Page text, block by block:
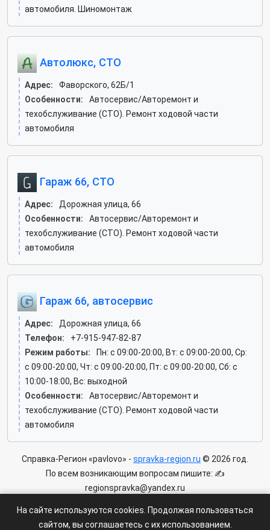
автомобиля. Шиномонтаж
Автолюкс, СТО
Адрес:
Фаворского, 62Б/1
Особенности:
Автосервис/Авторемонт и
техобслуживание (СТО). Ремонт ходовой части
автомобиля
Гараж 66, СТО
Адрес:
Дорожная улица, 66
Особенности:
Автосервис/Авторемонт и
техобслуживание (СТО). Ремонт ходовой части
автомобиля
Гараж 66, автосервис
Адрес:
Дорожная улица, 66
Телефон:
+7-915-947-82-87
Режим работы:
Пн: c 09:00-20:00, Вт: c 09:00-20:00, Ср:
c 09:00-20:00, Чт: c 09:00-20:00, Пт: c 09:00-20:00, Сб: c
10:00-18:00, Вс: выходной
Особенности:
Автосервис/Авторемонт и
техобслуживание (СТО). Ремонт ходовой части
автомобиля
Справка-Регион «pavlovo» - spravka-region.ru © 2026 год.
По всем возникающим вопросам пишите: ✍
regionspravka@yandex.ru
ограничения 6+.
На сайте используются cookies. Продолжая пользоваться
сайтом, вы соглашаетесь с их использованием.